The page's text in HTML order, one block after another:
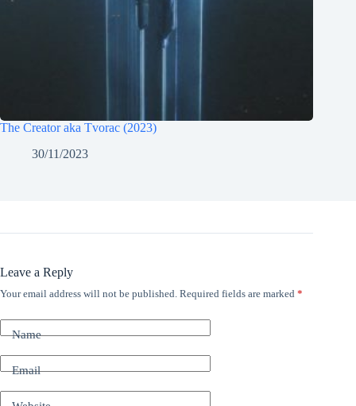
The Creator aka Tvorac (2023)
30/11/2023
Leave a Reply
Your email address will not be published. Required fields are marked *
Name
Email